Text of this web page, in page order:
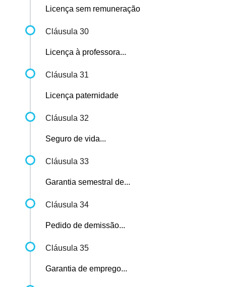
Licença sem remuneração
Cláusula 30
Licença à professora...
Cláusula 31
Licença paternidade
Cláusula 32
Seguro de vida...
Cláusula 33
Garantia semestral de...
Cláusula 34
Pedido de demissão...
Cláusula 35
Garantia de emprego...